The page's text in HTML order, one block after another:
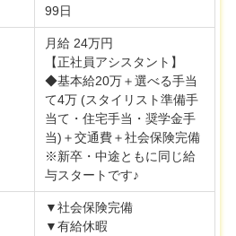
99日
月給 24万円
【正社員アシスタント】
◆基本給20万＋選べる手当
て4万 (スタイリスト準備手
当て・住宅手当・奨学金手
当)＋交通費＋社会保険完備
※新卒・中途ともに同じ給
与スタートです♪
▼社会保険完備
▼有給休暇